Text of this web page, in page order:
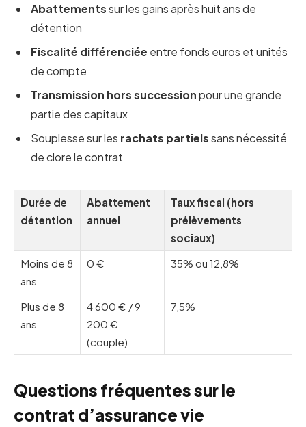
Abattementssur les gains après huit ans de
détention
Fiscalité différenciée entre fonds euros et unités
de compte
Transmission hors successionpour une grande
partie des capitaux
Souplesse sur les rachats partielssans nécessité
de clore le contrat
Durée de
détention
Abattement
annuel
Taux fiscal (hors
prélèvements
sociaux)
Moins de 8
ans
0 € 35% ou 12,8%
Plus de 8
ans
4 600 € / 9
200 €
(couple)
7,5%
Questions fréquentes sur le
contrat d’assurance vie